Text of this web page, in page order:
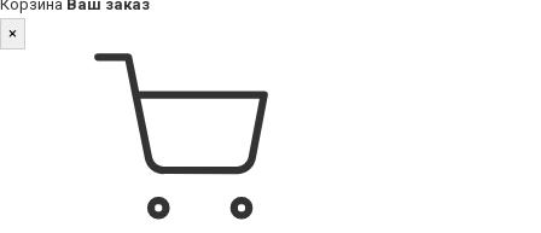
Корзина Ваш заказ
×